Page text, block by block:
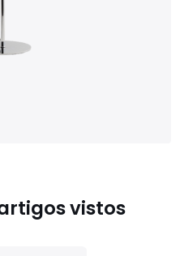
vistos